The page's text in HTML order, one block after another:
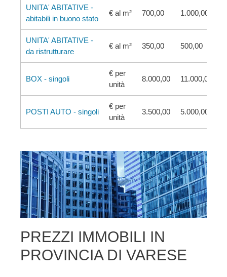
UNITA' ABITATIVE -
abitabili in buono stato
€ al m² 700,00 1.000,00
UNITA' ABITATIVE -
da ristrutturare
€ al m² 350,00 500,00
BOX - singoli
€ per
unità
8.000,00 11.000,00
POSTI AUTO - singoli
€ per
unità
3.500,00 5.000,00
PREZZI IMMOBILI IN
PROVINCIA DI VARESE